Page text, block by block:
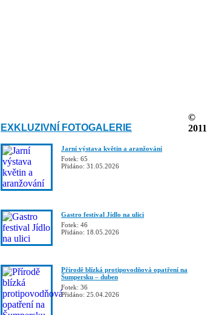
EXKLUZIVNÍ FOTOGALERIE
Jarní výstava květin a aranžování
Fotek: 65
Přidáno: 31.05.2026
Gastro festival Jídlo na ulici
Fotek: 46
Přidáno: 18.05.2026
Přírodě blízká protipovodňová opatření na
Šumpersku – duben
Fotek: 36
Přidáno: 25.04.2026
©
2011